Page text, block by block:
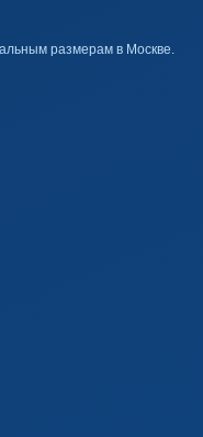
размерам в Москве.